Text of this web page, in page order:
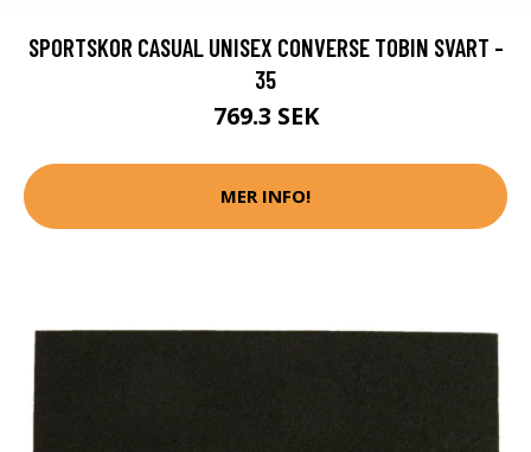
SPORTSKOR CASUAL UNISEX CONVERSE TOBIN SVART -
35
769.3 SEK
MER INFO!